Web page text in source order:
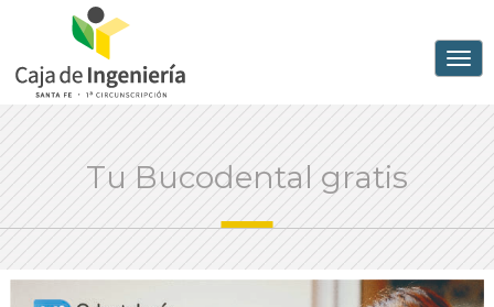
Tu Bucodental gratis